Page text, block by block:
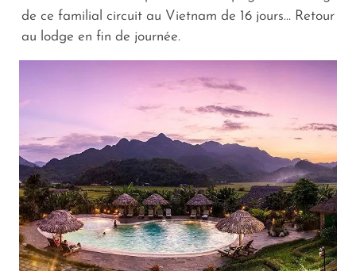
de ce familial circuit au Vietnam de 16 jours… Retour
au lodge en fin de journée.